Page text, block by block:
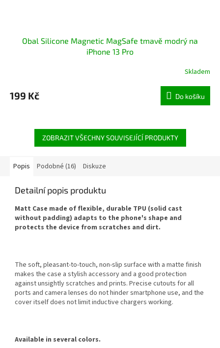
Obal Silicone Magnetic MagSafe tmavě modrý na
iPhone 13 Pro
Skladem
199 Kč Do košíku
ZOBRAZIT VŠECHNY SOUVISEJÍCÍ PRODUKTY
Popis Podobné (16) Diskuze
Detailní popis produktu
Matt Case made of flexible, durable TPU (solid cast
without padding) adapts to the phone's shape and
protects the device from scratches and dirt.
The soft, pleasant-to-touch, non-slip surface with a matte finish
makes the case a stylish accessory and a good protection
against unsightly scratches and prints. Precise cutouts for all
ports and camera lenses do not hinder smartphone use, and the
cover itself does not limit inductive chargers working.
Available in several colors.